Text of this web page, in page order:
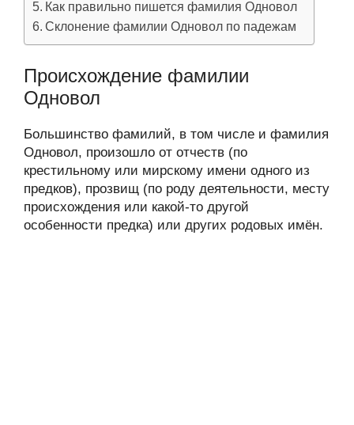
Как правильно пишется фамилия Одновол
Склонение фамилии Одновол по падежам
Происхождение фамилии
Одновол
Большинство фамилий, в том числе и фамилия
Одновол, произошло от отчеств (по
крестильному или мирскому имени одного из
предков), прозвищ (по роду деятельности, месту
происхождения или какой-то другой
особенности предка) или других родовых имён.